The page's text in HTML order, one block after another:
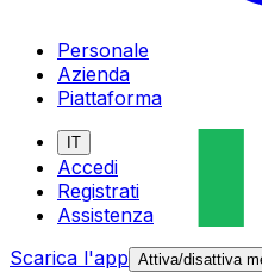
Personale
Azienda
Piattaforma
IT
Accedi
Registrati
Assistenza
Scarica l'app Attiva/disattiva